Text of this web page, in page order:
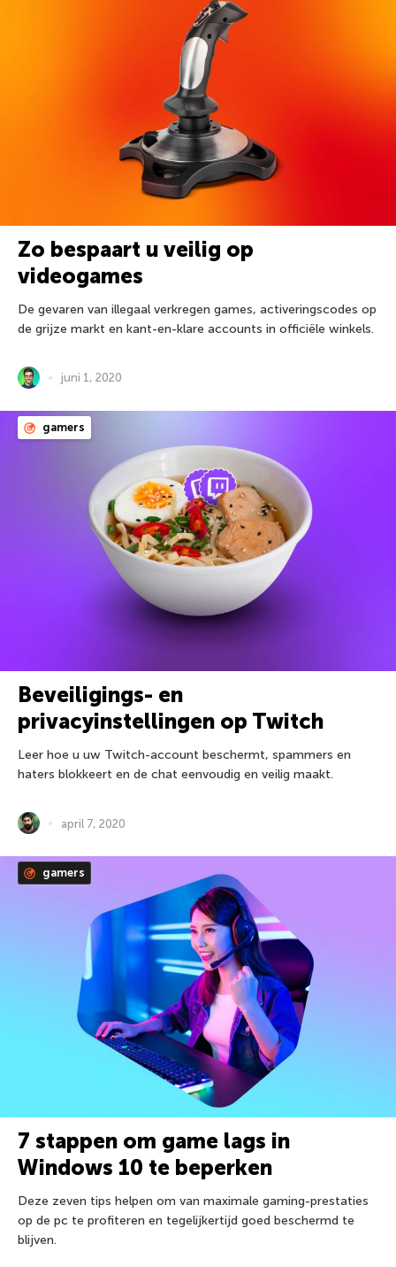
Zo bespaart u veilig op
videogames
De gevaren van illegaal verkregen games, activeringscodes op
de grijze markt en kant-en-klare accounts in officiële winkels.
juni 1, 2020
gamers
Beveiligings- en
privacyinstellingen op Twitch
Leer hoe u uw Twitch-account beschermt, spammers en
haters blokkeert en de chat eenvoudig en veilig maakt.
april 7, 2020
gamers
7 stappen om game lags in
Windows 10 te beperken
Deze zeven tips helpen om van maximale gaming-prestaties
op de pc te profiteren en tegelijkertijd goed beschermd te
blijven.